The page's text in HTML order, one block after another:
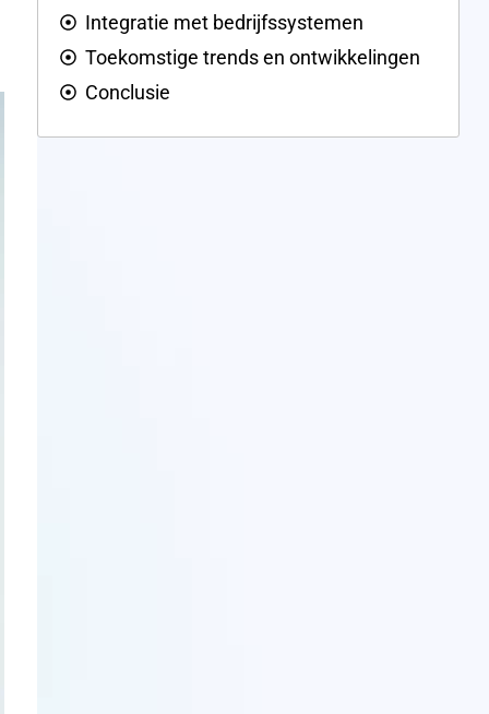
Integratie met bedrijfssystemen
Toekomstige trends en ontwikkelingen
Conclusie